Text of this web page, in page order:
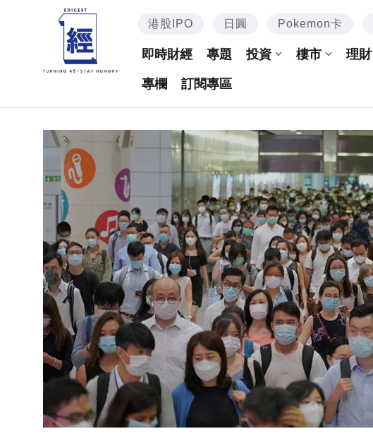
港股IPO 日圓 Pokemon卡
即時財經 專題 投資 樓市 理財
專欄 訂閱專區